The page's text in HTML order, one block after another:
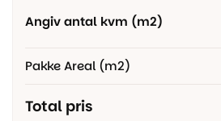
Angiv antal kvm (m2)
Pakke Areal (m2)
Total pris